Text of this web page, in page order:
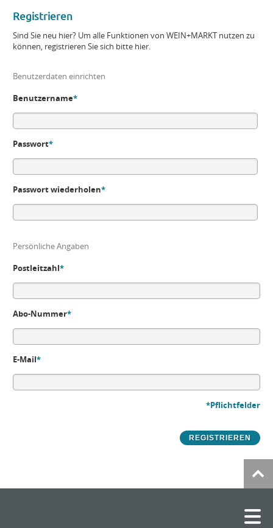
Registrieren
Sind Sie neu hier? Um alle Funktionen von WEIN+MARKT nutzen zu
können, registrieren Sie sich bitte hier.
Benutzerdaten einrichten
Benutzername*
Passwort*
Passwort wiederholen*
Persönliche Angaben
Postleitzahl*
Abo-Nummer*
E-Mail*
*Pflichtfelder